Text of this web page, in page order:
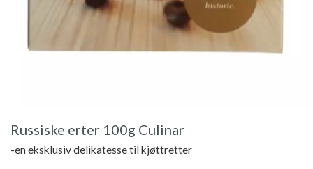
Russiske erter 100g Culinar
-en eksklusiv delikatesse til kjøttretter